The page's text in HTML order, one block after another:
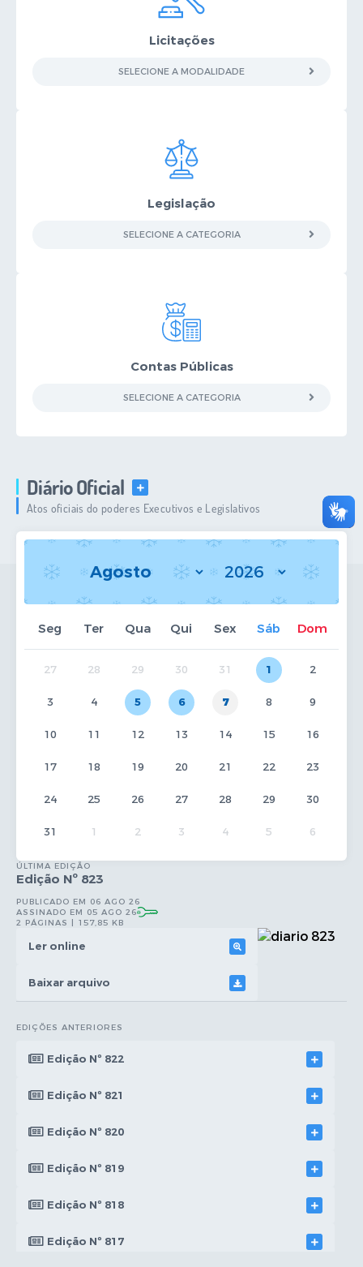
Licitações
SELECIONE A MODALIDADE
Legislação
SELECIONE A CATEGORIA
Contas Públicas
SELECIONE A CATEGORIA
Diário Oficial
Atos oficiais do poderes Executivos e Legislativos
Seg Ter Qua Qui Sex Sáb Dom
27 28 29 30 31 1 2
3 4 5 6 7 8 9
10 11 12 13 14 15 16
17 18 19 20 21 22 23
24 25 26 27 28 29 30
31 1 2 3 4 5 6
ÚLTIMA EDIÇÃO
Edição Nº 823
PUBLICADO EM 06 AGO 26
ASSINADO EM 05 AGO 26
2 PÁGINAS | 157,85 KB
Ler online
Baixar arquivo
EDIÇÕES ANTERIORES
Edição Nº 822
Edição Nº 821
Edição Nº 820
Edição Nº 819
Edição Nº 818
Edição Nº 817